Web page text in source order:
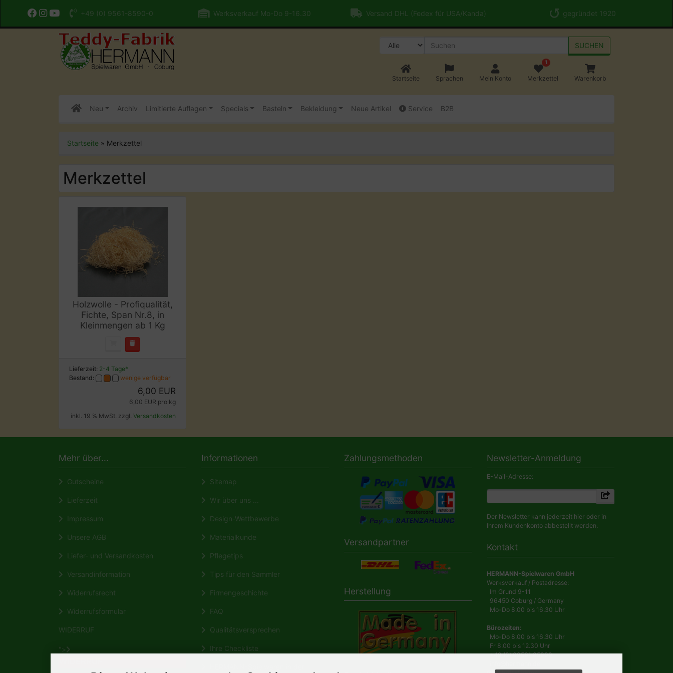
+49 (0) 9561-8590-0 Werksverkauf Mo-Do 9-16.30 Versand DHL (Fedex für USA/Kanda) gegründet 1920
SUCHEN
Startseite Sprachen Mein Konto
1
Merkzettel Warenkorb
Neu Archiv Limitierte Auflagen Specials Basteln Bekleidung Neue Artikel Service B2B
Startseite » Merkzettel
Merkzettel
Holzwolle - Profiqualität,
Fichte, Span Nr.8, in
Kleinmengen ab 1 Kg
Lieferzeit: 2-4 Tage*
Bestand:
wenige verfügbar
6,00 EUR
6,00 EUR pro kg
inkl. 19 % MwSt. zzgl. Versandkosten
Mehr über...
Gutscheine
Lieferzeit
Impressum
Unsere AGB
Liefer- und Versandkosten
Versandinformation
Widerrufsrecht
Widerrufsformular
WIDERRUF
">
Informationen
Sitemap
Wir über uns ...
Design-Wettbewerbe
Materialkunde
Pflegetips
Tips für den Sammler
Firmengeschichte
FAQ
Qualitätsversprechen
Ihre Checkliste
Zahlungsmethoden
Versandpartner
Herstellung
Newsletter-Anmeldung
E-Mail-Adresse:
Der Newsletter kann jederzeit hier oder in
Ihrem Kundenkonto abbestellt werden.
Kontakt
HERMANN-Spielwaren GmbH
Werksverkauf / Postadresse:
Im Grund 9-11
96450 Coburg / Germany
Mo-Do 8.00 bis 16.30 Uhr
Bürozeiten:
Mo-Do 8.00 bis 16.30 Uhr
Fr 8.00 bis 12.30 Uhr
+49 (0) 09561 85900